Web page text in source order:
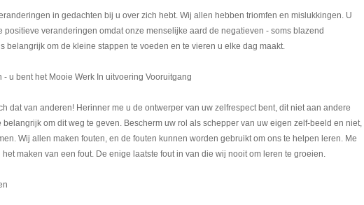
in gedachten bij u over zich hebt. Wij allen hebben triomfen en mislukkingen. U
veranderingen omdat onze menselijke aard de negatieven - soms blazend
belangrijk om de kleine stappen te voeden en te vieren u elke dag maakt.
u bent het Mooie Werk In uitvoering Vooruitgang
dat van anderen! Herinner me u de ontwerper van uw zelfrespect bent, dit niet aan andere
om dit weg te geven. Bescherm uw rol als schepper van uw eigen zelf-beeld en niet,
Wij allen maken fouten, en de fouten kunnen worden gebruikt om ons te helpen leren. Me
maken van een fout. De enige laatste fout in van die wij nooit om leren te groeien.